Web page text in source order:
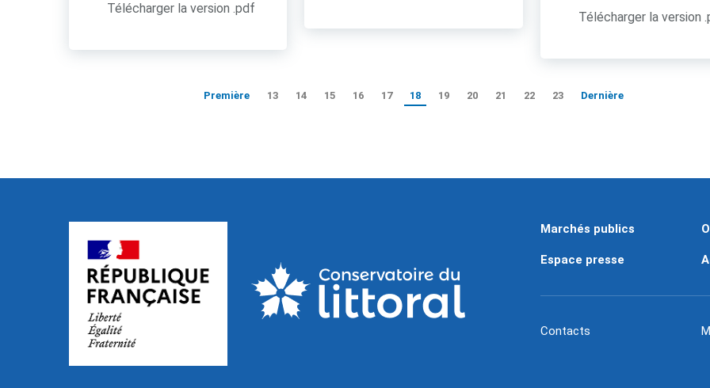
Télécharger la version .pdf
Télécharger la version
Première 13 14 15 16 17 18 19 20 21 22 23 Dernière
Marchés publics
Espace presse
Contacts